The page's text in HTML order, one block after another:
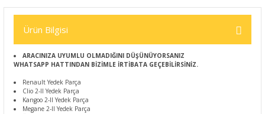
Ürün Bilgisi
ARACINIZA UYUMLU OLMADIĞINI DÜŞÜNÜYORSANIZ
WHATSAPP HATTINDAN BİZİMLE İRTİBATA GEÇEBİLİRSİNİZ.
Renault Yedek Parça
Clio 2-II Yedek Parça
Kangoo 2-II Yedek Parça
Megane 2-II Yedek Parça